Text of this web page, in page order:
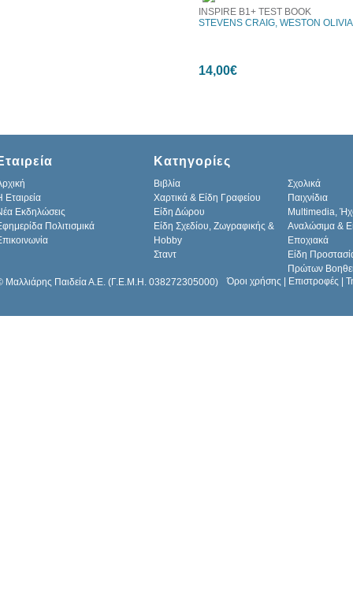
INSPIRE B1+ TEST BOOK
STEVENS CRAIG, WESTON OLIVIA
14,00€
Εταιρεία
Εκδηλώσεις
Πολιτισμικά
Κατηγορίες
Βιβλία
Σχολικά
Χαρτικά & Είδη Γραφείου
Παιχνίδια
Είδη Δώρου
Multimedia,
Είδη Σχεδίου, Ζωγραφικής &
Hobby
Αναλώσιμα &
Εποχιακά
Σταντ
Είδη
Πρώτων
Μαλλιάρης Παιδεία Α.Ε. (Γ.Ε.Μ.Η. 038272305000)
Όροι χρήσης Επιστροφές